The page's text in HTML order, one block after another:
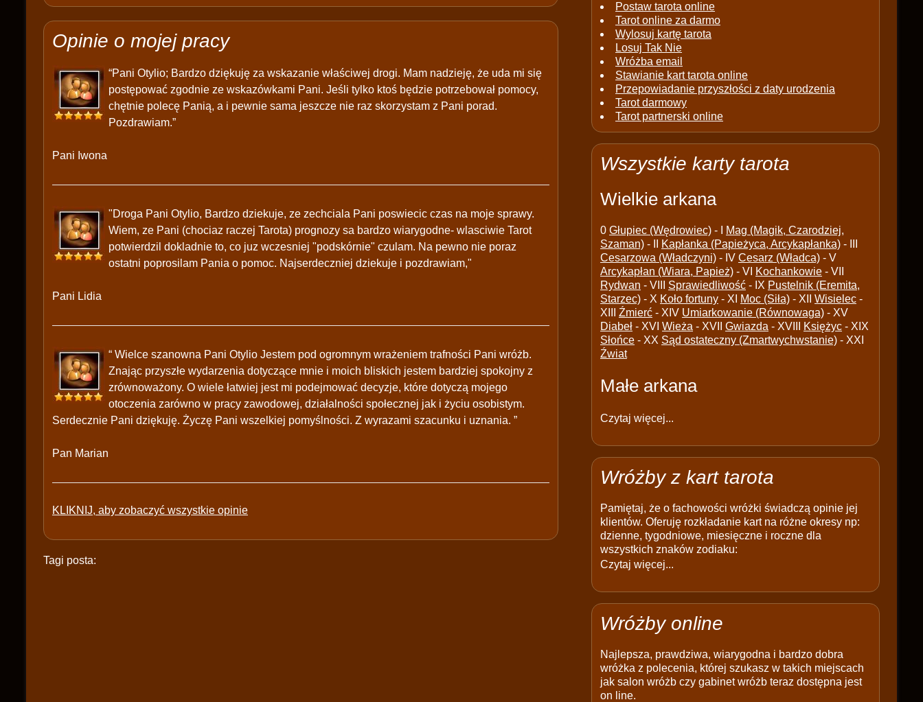
Opinie o mojej pracy
“Pani Otylio; Bardzo dziękuję za wskazanie właściwej drogi. Mam nadzieję, że uda mi się
postępować zgodnie ze wskazówkami Pani. Jeśli tylko ktoś będzie potrzebował pomocy,
chętnie polecę Panią, a i pewnie sama jeszcze nie raz skorzystam z Pani porad.
Pozdrawiam.”
Pani Iwona
"Droga Pani Otylio, Bardzo dziekuje, ze zechciala Pani poswiecic czas na moje sprawy.
Wiem, ze Pani (chociaz raczej Tarota) prognozy sa bardzo wiarygodne- wlasciwie Tarot
potwierdzil dokladnie to, co juz wczesniej "podskórnie" czulam. Na pewno nie poraz
ostatni poprosilam Pania o pomoc. Najserdeczniej dziekuje i pozdrawiam,"
Pani Lidia
“ Wielce szanowna Pani Otylio Jestem pod ogromnym wrażeniem trafności Pani wróżb.
Znając przyszłe wydarzenia dotyczące mnie i moich bliskich jestem bardziej spokojny z
zrównoważony. O wiele łatwiej jest mi podejmować decyzje, które dotyczą mojego
otoczenia zarówno w pracy zawodowej, działalności społecznej jak i życiu osobistym.
Serdecznie Pani dziękuję. Życzę Pani wszelkiej pomyślności. Z wyrazami szacunku i uznania. ”
Pan Marian
KLIKNIJ, aby zobaczyć wszystkie opinie
Tagi posta:
Postaw tarota online
Tarot online za darmo
Wylosuj kartę tarota
Losuj Tak Nie
Wróżba email
Stawianie kart tarota online
Przepowiadanie przyszłości z daty urodzenia
Tarot darmowy
Tarot partnerski online
Wszystkie karty tarota
Wielkie arkana
0 Głupiec (Wędrowiec) - I
Mag (Magik, Czarodziej,
Szaman) - II Kapłanka (Papieżyca, Arcykapłanka) - III
Cesarzowa (Władczyni) - IV Cesarz (Władca) - V
Arcykapłan (Wiara, Papież) - VI Kochankowie - VII
Rydwan - VIII Sprawiedliwość - IX Pustelnik (Eremita,
Starzec) - X Koło fortuny - XI Moc (Siła) - XII Wisielec -
XIII Źmierć - XIV Umiarkowanie (Równowaga) - XV
Diabeł - XVI Wieża - XVII Gwiazda - XVIII Księżyc - XIX
Słońce - XX Sąd ostateczny (Zmartwychwstanie) - XXI
Źwiat
Małe arkana
Czytaj więcej...
Wróżby z kart tarota
Pamiętaj, że o fachowości wróżki świadczą opinie jej
klientów. Oferuję rozkładanie kart na różne okresy np:
dzienne, tygodniowe, miesięczne i roczne dla
wszystkich znaków zodiaku:
Czytaj więcej...
Wróżby online
Najlepsza, prawdziwa, wiarygodna i bardzo dobra
wróżka z polecenia, której szukasz w takich miejscach
jak salon wróżb czy gabinet wróżb teraz dostępna jest
on line.